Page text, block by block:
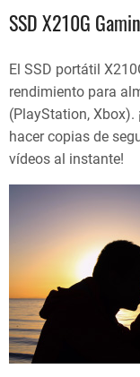
SSD X210G
El SSD portátil
rendimiento para
(PlayStation, Xbox).
hacer copias de
vídeos al instante!